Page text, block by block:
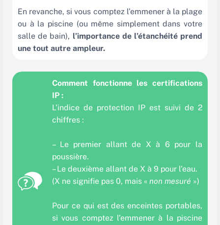
En revanche, si vous comptez l’emmener à la plage
ou à la piscine (ou même simplement dans votre
salle de bain), l’importance de l’étanchéité prend
une tout autre ampleur.
Comment fonctionne les certifications
IP :
L’indice de protection IP est suivi de 2
chiffres :
– Le premier allant de X à 6 pour la
poussière.
– Le deuxième allant de X à 9 pour l’eau.
(X ne signifie pas 0, mais « non mesuré »)
Pour ce qui est des enceintes portables,
si vous comptez l’emmener à la piscine